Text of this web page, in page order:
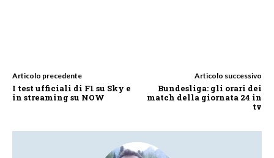
Articolo precedente
I test ufficiali di F1 su Sky e
in streaming su NOW
Articolo successivo
Bundesliga: gli orari dei
match della giornata 24 in
tv